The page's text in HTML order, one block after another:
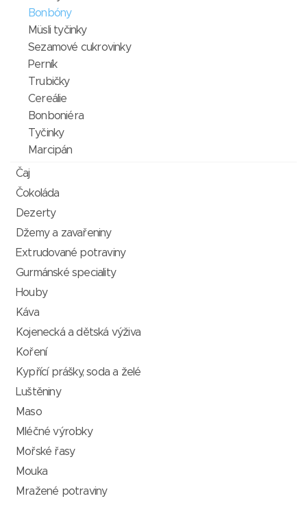
Bonbóny
Müsli tyčinky
Sezamové cukrovinky
Perník
Trubičky
Cereálie
Bonboniéra
Tyčinky
Marcipán
Čaj
Čokoláda
Dezerty
Džemy a zavařeniny
Extrudované potraviny
Gurmánské speciality
Houby
Káva
Kojenecká a dětská výživa
Koření
Kypřící prášky, soda a želé
Luštěniny
Maso
Mléčné výrobky
Mořské řasy
Mouka
Mražené potraviny